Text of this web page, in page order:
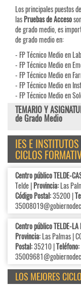
Los principales puestos
lasPruebas deAcceso
de grado medio, es
de grado medio en:
- FP Técnico Medio en
- FP Técnico Medio en
- FP Técnico Medio en
- FP Técnico Medio en
- FP Técnico Medio en
TEMARIO Y
de Grado Medio
IES E
CICLOS
Centro público TELDE-
Telde |Provincia:Las
Código Postal:35200 |
Centro público TELDE-LA
Provincia:Las Palmas |
Postal:35210 |Teléfono:
LOS MEJORES